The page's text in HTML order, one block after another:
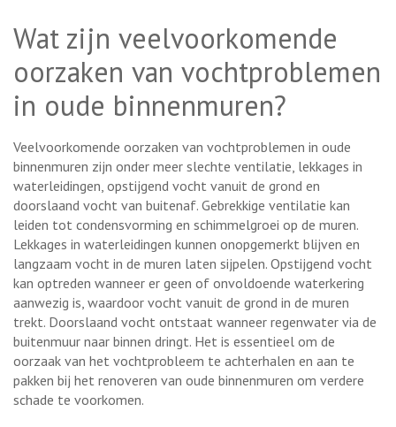
Wat zijn veelvoorkomende
oorzaken van vochtproblemen
in oude binnenmuren?
Veelvoorkomende oorzaken van vochtproblemen in oude
binnenmuren zijn onder meer slechte ventilatie, lekkages in
waterleidingen, opstijgend vocht vanuit de grond en
doorslaand vocht van buitenaf. Gebrekkige ventilatie kan
leiden tot condensvorming en schimmelgroei op de muren.
Lekkages in waterleidingen kunnen onopgemerkt blijven en
langzaam vocht in de muren laten sijpelen. Opstijgend vocht
kan optreden wanneer er geen of onvoldoende waterkering
aanwezig is, waardoor vocht vanuit de grond in de muren
trekt. Doorslaand vocht ontstaat wanneer regenwater via de
buitenmuur naar binnen dringt. Het is essentieel om de
oorzaak van het vochtprobleem te achterhalen en aan te
pakken bij het renoveren van oude binnenmuren om verdere
schade te voorkomen.